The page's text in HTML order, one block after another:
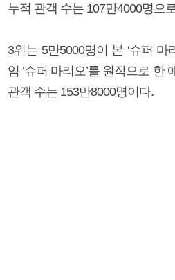
누적 관객 수는 107만4000명으
3위는 5만5000명이 본 ‘슈퍼 마
임 ‘슈퍼 마리오’를 원작으로 한
관객 수는 153만8000명이다.